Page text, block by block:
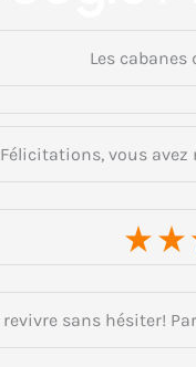
Les cabanes
Félicitations, vous avez
revivre sans hésiter!